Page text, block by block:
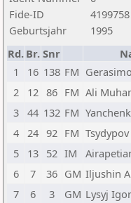
Fide-ID
4199758
Geburtsjahr
1995
Rd. Br. Snr
1
16 138 FM
2
12 86 FM Ali
3
44 132 FM
4
24 92 FM
5
13 52 IM
6
7 36 GM Iljushin
7
6 3 GM Lysyj Igor